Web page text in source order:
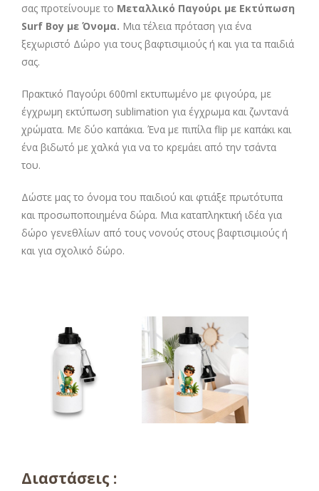
σας προτείνουμε το Μεταλλικό Παγούρι με Εκτύπωση
Surf Boy με Όνομα. Μια τέλεια πρόταση για ένα
ξεχωριστό Δώρο για τους βαφτισιμιούς ή και για τα παιδιά
σας.
Πρακτικό Παγούρι 600ml εκτυπωμένο με φιγούρα, με
έγχρωμη εκτύπωση sublimation για έγχρωμα και ζωντανά
χρώματα. Με δύο καπάκια. Ένα με πιπίλα flip με καπάκι και
ένα βιδωτό με χαλκά για να το κρεμάει από την τσάντα
του.
Δώστε μας το όνομα του παιδιού και φτιάξε πρωτότυπα
και προσωποποιημένα δώρα. Μια καταπληκτική ιδέα για
δώρο γενεθλίων από τους νονούς στους βαφτισιμιούς ή
και για σχολικό δώρο.
Διαστάσεις :